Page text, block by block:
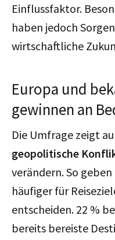
Einflussfaktor.
haben jedoch
wirtschaftliche
Europa und
gewinnen an
Die Umfrage zeigt
geopolitische
verändern. So
häufiger für
entscheiden. 22 %
bereits bereiste